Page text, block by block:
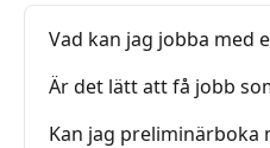
Vad kan jag jobba med
Är det lätt att få jobb
Kan jag preliminärboka